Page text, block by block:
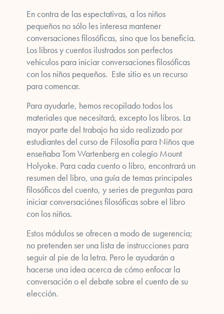
En contra de las espectativas, a los niños
pequeños no sólo les interesa mantener
conversaciones filosóficas, sino que los beneficia.
Los libros y cuentos ilustrados son perfectos
vehiculos para iniciar conversaciones filosóficas
con los niños pequeños. Este sitio es un recurso
para comencar.
Para ayudarle, hemos recopilado todos los
materiales que necesitará, excepto los libros. La
mayor parte del trabajo ha sido realizado por
estudiantes del curso de Filosofía para Niños que
enseñaba Tom Wartenberg en colegío Mount
Holyoke. Para cada cuento o libro, encontrará un
resumen del libro, una guía de temas principales
filosóficos del cuento, y series de preguntas para
iniciar conversaciónes filosóficas sobre el libro
con los niños.
Estos módulos se ofrecen a modo de sugerencia;
no pretenden ser una lista de instrucciones para
seguir al pie de la letra. Pero le ayudarán a
hacerse una idea acerca de cómo enfocar la
conversación o el debate sobre el cuento de su
elección.